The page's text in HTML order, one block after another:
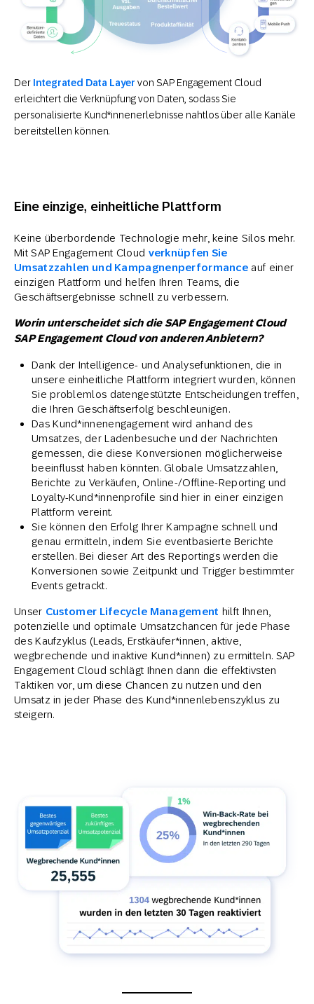
Der Integrated Data Layer von SAP Engagement Cloud
erleichtert die Verknüpfung von Daten, sodass Sie
personalisierte Kund*innenerlebnisse nahtlos über alle Kanäle
bereitstellen können.
Eine einzige, einheitliche Plattform
Keine überbordende Technologie mehr, keine Silos mehr.
Mit SAP Engagement Cloud verknüpfen Sie
Umsatzzahlen und Kampagnenperformance auf einer
einzigen Plattform und helfen Ihren Teams, die
Geschäftsergebnisse schnell zu verbessern.
Worin unterscheidet sich die SAP Engagement Cloud
SAP Engagement Cloud von anderen Anbietern?
Dank der Intelligence- und Analysefunktionen, die in
unsere einheitliche Plattform integriert wurden, können
Sie problemlos datengestützte Entscheidungen treffen,
die Ihren Geschäftserfolg beschleunigen.
Das Kund*innenengagement wird anhand des
Umsatzes, der Ladenbesuche und der Nachrichten
gemessen, die diese Konversionen möglicherweise
beeinflusst haben könnten. Globale Umsatzzahlen,
Berichte zu Verkäufen, Online-/Offline-Reporting und
Loyalty-Kund*innenprofile sind hier in einer einzigen
Plattform vereint.
Sie können den Erfolg Ihrer Kampagne schnell und
genau ermitteln, indem Sie eventbasierte Berichte
erstellen. Bei dieser Art des Reportings werden die
Konversionen sowie Zeitpunkt und Trigger bestimmter
Events getrackt.
Unser Customer Lifecycle Management hilft Ihnen,
potenzielle und optimale Umsatzchancen für jede Phase
des Kaufzyklus (Leads, Erstkäufer*innen, aktive,
wegbrechende und inaktive Kund*innen) zu ermitteln. SAP
Engagement Cloud schlägt Ihnen dann die effektivsten
Taktiken vor, um diese Chancen zu nutzen und den
Umsatz in jeder Phase des Kund*innenlebenszyklus zu
steigern.